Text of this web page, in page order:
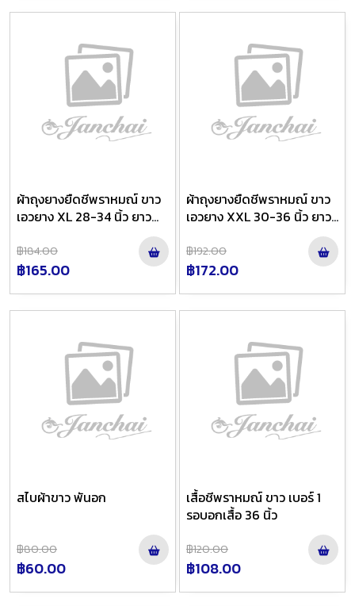
ผ้าถุงยางยืดชีพราหมณ์ ขาว
เอวยาง XL 28-34 นิ้ว ยาว
฿184.00
฿165.00
ผ้าถุงยางยืดชีพราหมณ์ ขาว
เอวยาง XXL 30-36 นิ้ว ยาว
฿192.00
฿172.00
สไบผ้าขาว พันอก
฿80.00
฿60.00
เสื้อชีพราหมณ์ ขาว เบอร์ 1
รอบอกเสื้อ 36 นิ้ว
฿120.00
฿108.00